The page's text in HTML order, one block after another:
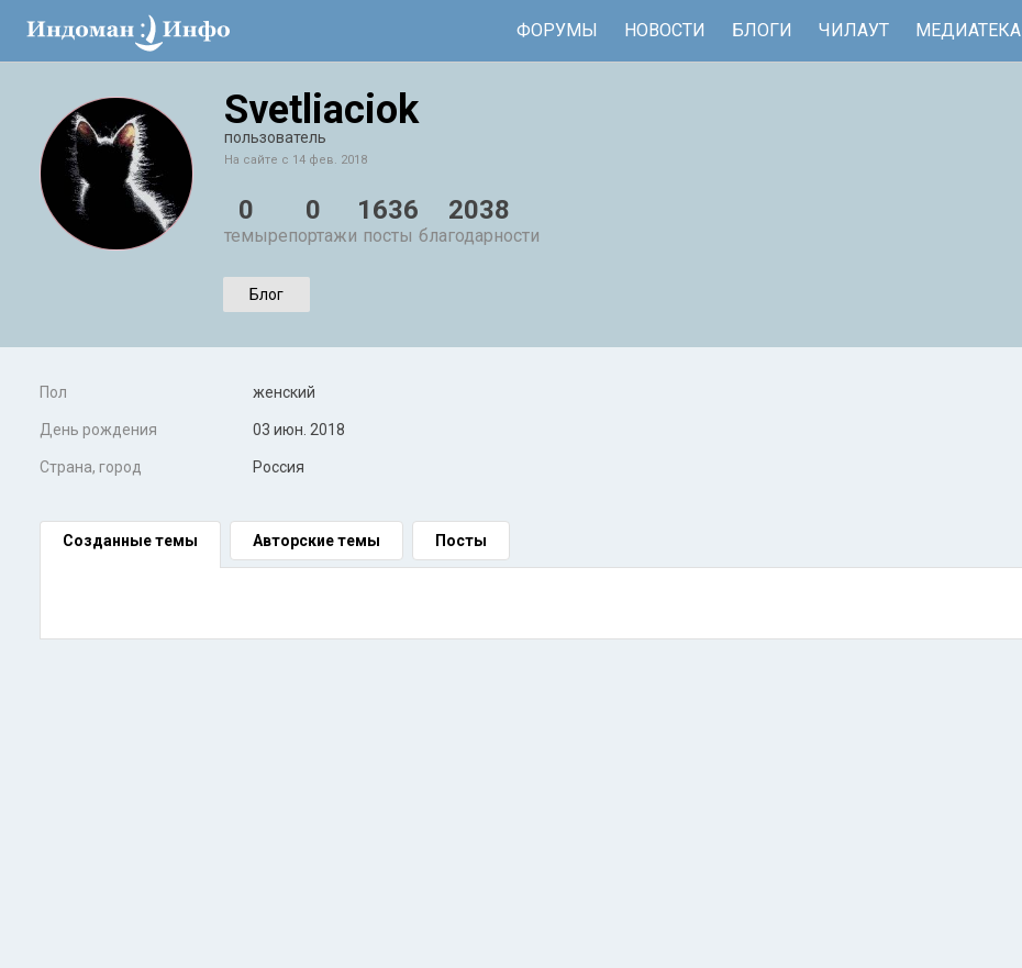
ФОРУМЫ НОВОСТИ БЛОГИ ЧИЛАУТ МЕДИАТЕКА
Svetliaciok
пользователь
На сайте с 14 фев. 2018
0
темы
0
репортажи
1636
посты
2038
благодарности
Блог
Пол женский
День рождения 03 июн. 2018
Страна, город Россия
Созданные темы Авторские темы Посты